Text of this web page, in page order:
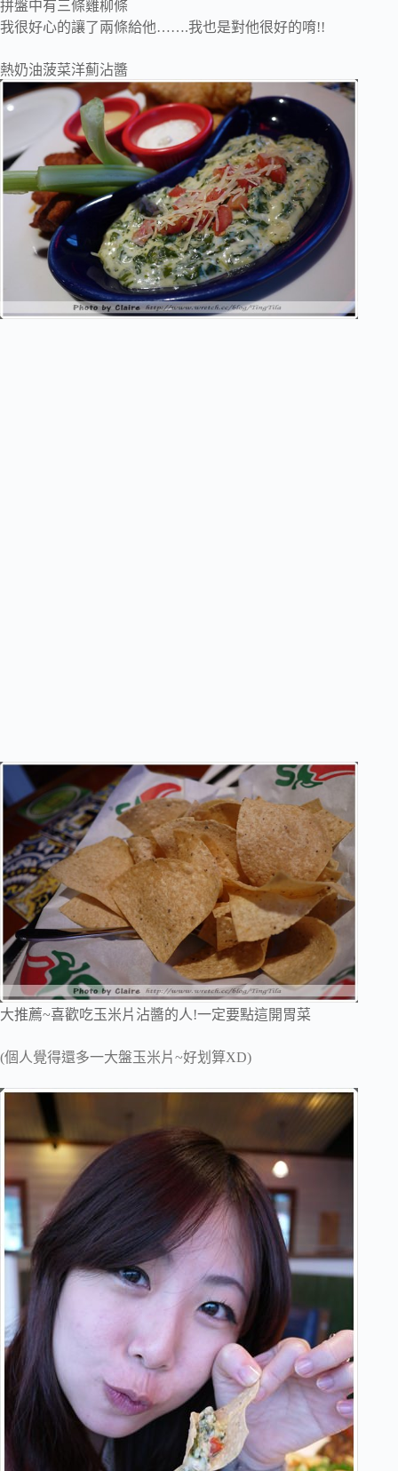
拼盤中有三條雞柳條
我很好心的讓了兩條給他…….我也是對他很好的唷!!
熱奶油菠菜洋薊沾醬
大推薦~喜歡吃玉米片沾醬的人!一定要點這開胃菜
(個人覺得還多一大盤玉米片~好划算XD)